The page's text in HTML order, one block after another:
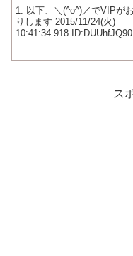
1: 以下、＼(^o^)／でVIPが
りします 2015/11/24(火)
10:41:34.918
ス